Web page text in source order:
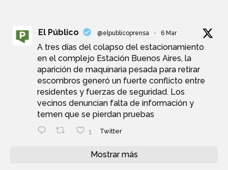
El Público @elpublicoprensa · 6 Mar
A tres días del colapso del estacionamiento
en el complejo Estación Buenos Aires, la
aparición de maquinaria pesada para retirar
escombros generó un fuerte conflicto entre
residentes y fuerzas de seguridad. Los
vecinos denuncian falta de información y
temen que se pierdan pruebas
1 Twitter
Mostrar más